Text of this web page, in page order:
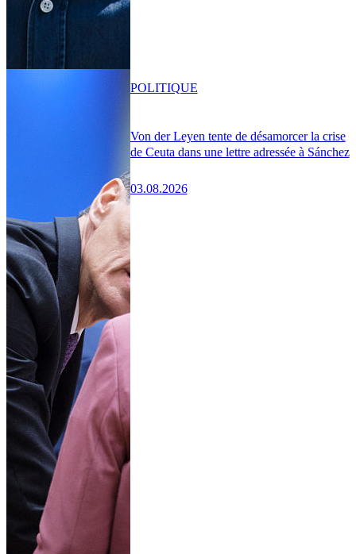
Von der Leyen tente de désamorcer la crise
de Ceuta dans une lettre adressée à Sánchez
03.08.2026
POLITIQUE